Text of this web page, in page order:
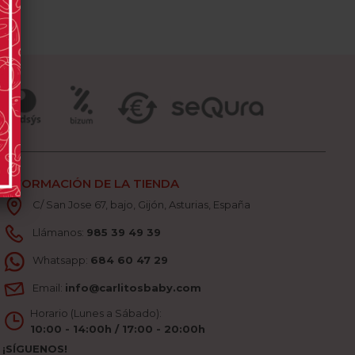
INFORMACIÓN DE LA TIENDA
C/ San Jose 67, bajo, Gijón, Asturias, España
Llámanos: 985 39 49 39
Whatsapp: 684 60 47 29
Email: info@carlitosbaby.com
Horario (Lunes a Sábado):
10:00 - 14:00h / 17:00 - 20:00h
¡SÍGUENOS!